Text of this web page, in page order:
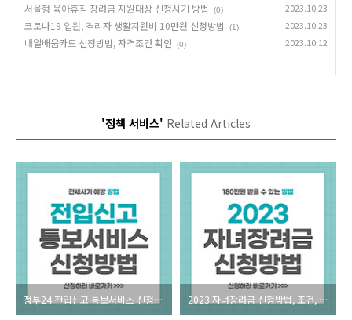
서울형 육아휴직 장려금 지원대상 신청시기 방법 (0) 2023.10.23
코로나19 입원, 격리자 생활지원비 10만원 신청방법 (1) 2023.10.23
내일배움카드 신청방법, 자격조건 확인 (0) 2023.10.12
'정책 서비스' Related Articles
정부24 전입신고 통보서비스 신청 전세사기 예방 방법 2023 자녀장려금 신청방법, 조건, 지급액, 지급일자